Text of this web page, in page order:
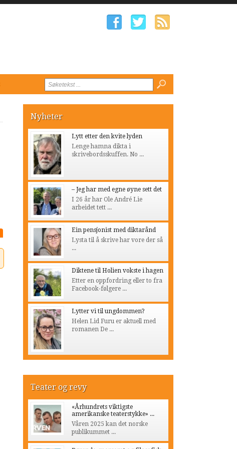
Nyheter
Lytt etter den kvite lyden
Lenge hamna dikta i
skrivebordsskuffen. No ...
– Jeg har med egne øyne sett det
I 26 år har Ole André Lie
arbeidet tett ...
Ein pensjonist med diktarånd
Lysta til å skrive har vore der så
...
Diktene til Holien vokste i hagen
Etter en oppfordring eller to fra
Facebook-følgere ...
Lytter vi til ungdommen?
Helen Lid Furu er aktuell med
romanen De ...
Teater og revy
«Århundrets viktigste
amerikanske teaterstykke» ...
Våren 2025 kan det norske
publikummet ...